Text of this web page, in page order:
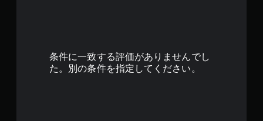
条件に一致する評価がありませんでし
た。別の条件を指定してください。